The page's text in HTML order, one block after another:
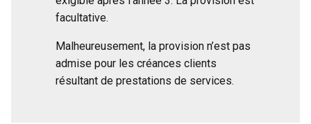
facultative.
Malheureusement, la provision n’est pas
admise pour les créances clients
résultant de prestations de services.